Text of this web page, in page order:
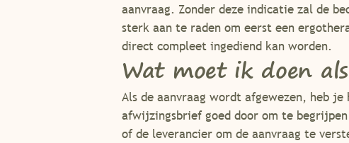
aanvraag. Zonder deze indicatie zal de
sterk aan te raden om eerst een
direct compleet ingediend kan worden.
Wat moet ik doen
Als de aanvraag wordt afgewezen, heb
afwijzingsbrief goed door om te
of de leverancier om de aanvraag te